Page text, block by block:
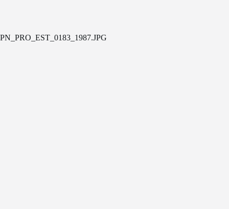
PN_PRO_EST_0183_1987.JPG